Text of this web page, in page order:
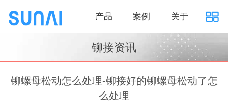
产品 案例 关于
铆接资讯
铆螺母松动怎么处理-铆接好的铆螺母松动了怎
么处理